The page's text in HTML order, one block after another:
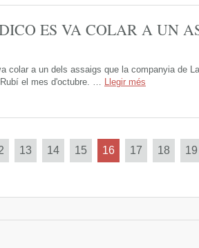
ES VA COLAR A UN
colar a un dels assaigs que la companyia de
el mes d'octubre. … Llegir més
13 14 15 16 17 18 19